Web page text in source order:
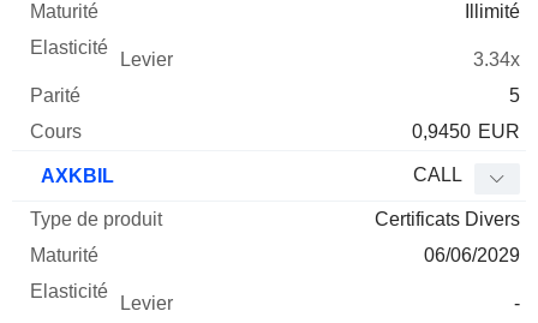
Illimité
3.34x
5
0,9450 EUR
AXKBIL CALL
Certificats Divers
06/06/2029
-